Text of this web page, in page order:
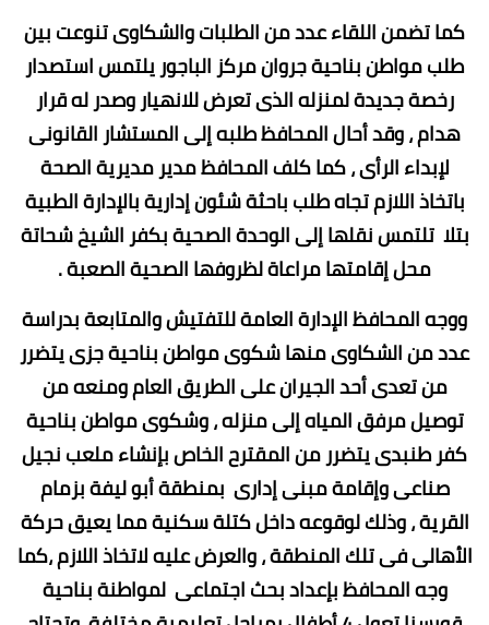
كما تضمن اللقاء عدد من الطلبات والشكاوى تنوعت بين
طلب مواطن بناحية جروان مركز الباجور يلتمس استصدار
رخصة جديدة لمنزله الذى تعرض للانهيار وصدر له قرار
هدام ، وقد أحال المحافظ طلبه إلى المستشار القانونى
لإبداء الرأى ، كما كلف المحافظ مدير مديرية الصحة
باتخاذ اللازم تجاه طلب باحثة شئون إدارية بالإدارة الطبية
بتلا تلتمس نقلها إلى الوحدة الصحية بكفر الشيخ شحاتة
محل إقامتها مراعاة لظروفها الصحية الصعبة .
ووجه المحافظ الإدارة العامة للتفتيش والمتابعة بدراسة
عدد من الشكاوى منها شكوى مواطن بناحية جزى يتضرر
من تعدى أحد الجيران على الطريق العام ومنعه من
توصيل مرفق المياه إلى منزله ، وشكوى مواطن بناحية
كفر طنبدى يتضرر من المقترح الخاص بإنشاء ملعب نجيل
صناعى وإقامة مبنى إدارى بمنطقة أبو ليفة بزمام
القرية ، وذلك لوقوعه داخل كتلة سكنية مما يعيق حركة
الأهالى فى تلك المنطقة ، والعرض عليه لاتخاذ اللازم ،كما
وجه المحافظ بإعداد بحث اجتماعى لمواطنة بناحية